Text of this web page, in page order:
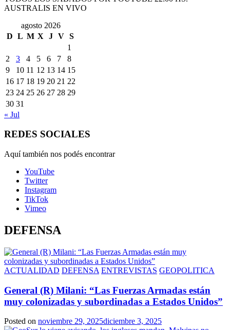
AUSTRALIS EN VIVO
agosto 2026
D L M X J V S
1
2
3 4 5 6 7
8
9
10 11 12 13 14 15
16 17 18 19 20 21 22
23 24 25 26 27 28 29
30 31
« Jul
REDES SOCIALES
Aquí también nos podés encontrar
YouTube
Twitter
Instagram
TikTok
Vimeo
DEFENSA
ACTUALIDAD DEFENSA ENTREVISTAS GEOPOLITICA
General (R) Milani: “Las Fuerzas Armadas están
muy colonizadas y subordinadas a Estados Unidos”
Posted on noviembre 29, 2025diciembre 3, 2025